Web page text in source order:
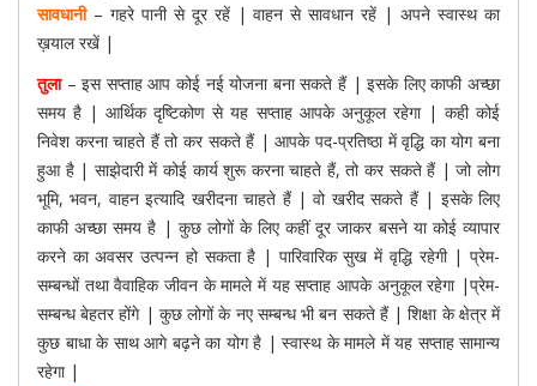
सावधानी– गहरे पानी से दूर रहें | वाहन से सावधान रहें | अपने स्वास्थ का
ख़याल रखें |
तुला – इस सप्ताह आप कोई नई योजना बना सकते हैं | इसके लिए काफी अच्छा
समय है | आर्थिक दृष्टिकोण से यह सप्ताह आपके अनुकूल रहेगा | कही कोई
निवेश करना चाहते हैं तो कर सकते हैं | आपके पद-प्रतिष्ठा में वृद्धि का योग बना
हुआ है | साझेदारी में कोई कार्य शुरू करना चाहते हैं, तो कर सकते हैं | जो लोग
भूमि, भवन, वाहन इत्यादि खरीदना चाहते हैं | वो खरीद सकते हैं | इसके लिए
काफी अच्छा समय है | कुछ लोगों के लिए कहीं दूर जाकर बसने या कोई व्यापार
करने का अवसर उत्पन्न हो सकता है | पारिवारिक सुख में वृद्धि रहेगी | प्रेम-
सम्बन्धों तथा वैवाहिक जीवन के मामले में यह सप्ताह आपके अनुकूल रहेगा |प्रेम-
सम्बन्ध बेहतर होंगे | कुछ लोगों के नए सम्बन्ध भी बन सकते हैं | शिक्षा के क्षेत्र में
कुछ बाधा के साथ आगे बढ़ने का योग है | स्वास्थ के मामले में यह सप्ताह सामान्य
रहेगा |